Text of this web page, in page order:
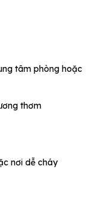
tâm phòng hoặc
thơm
nơi dễ cháy